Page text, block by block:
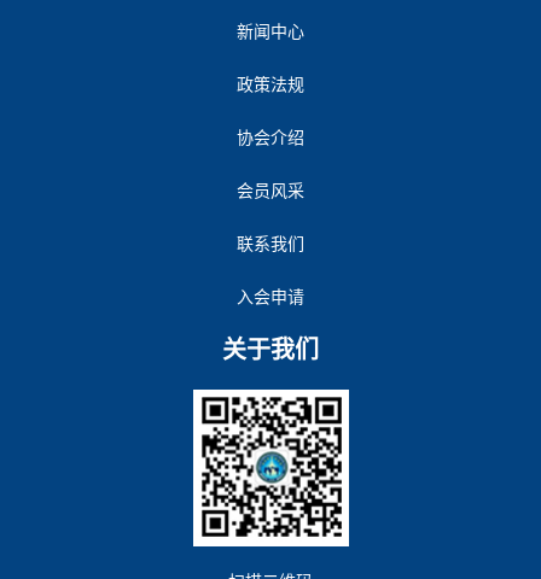
新闻中心
政策法规
协会介绍
会员风采
联系我们
入会申请
关于我们